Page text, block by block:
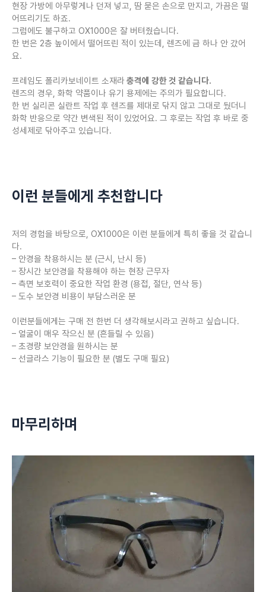
현장 가방에 아무렇게나 던져 넣고, 땀 묻은 손으로 만지고, 가끔은 떨
어뜨리기도 하죠.
그럼에도 불구하고 OX1000은 잘 버텨줬습니다.
한 번은 2층 높이에서 떨어뜨린 적이 있는데, 렌즈에 금 하나 안 갔어
요.
프레임도 폴리카보네이트 소재라 충격에 강한 것 같습니다.
렌즈의 경우, 화학 약품이나 유기 용제에는 주의가 필요합니다.
한 번 실리콘 실란트 작업 후 렌즈를 제대로 닦지 않고 그대로 뒀더니
화학 반응으로 약간 변색된 적이 있었어요. 그 후로는 작업 후 바로 중
성세제로 닦아주고 있습니다.
이런 분들에게 추천합니다
저의 경험을 바탕으로, OX1000은 이런 분들에게 특히 좋을 것 같습니
다.
– 안경을 착용하시는 분 (근시, 난시 등)
– 장시간 보안경을 착용해야 하는 현장 근무자
– 측면 보호력이 중요한 작업 환경 (용접, 절단, 연삭 등)
– 도수 보안경 비용이 부담스러운 분
이런분들에게는 구매 전 한번 더 생각해보시라고 권하고 싶습니다.
– 얼굴이 매우 작으신 분 (흔들릴 수 있음)
– 초경량 보안경을 원하시는 분
– 선글라스 기능이 필요한 분 (별도 구매 필요)
마무리하며